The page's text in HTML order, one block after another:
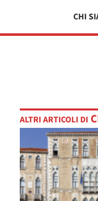
CHI
ALTRI ARTICOLI DI